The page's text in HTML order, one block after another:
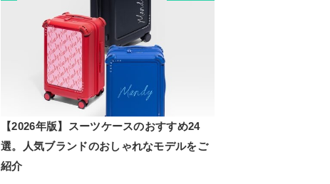
【2026年版】スーツケースのおすすめ24
選。人気ブランドのおしゃれなモデルをご
紹介